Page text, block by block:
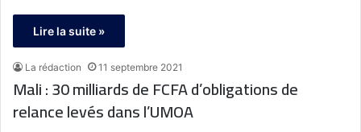
Lire la suite »
La rédaction 11 septembre 2021
Mali : 30 milliards de FCFA d’obligations de
relance levés dans l’UMOA